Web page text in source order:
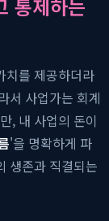
통제하는
치를 제공하더라
서 사업가는 회계
, 내 사업의 돈이
'을 명확하게 파
생존과 직결되는